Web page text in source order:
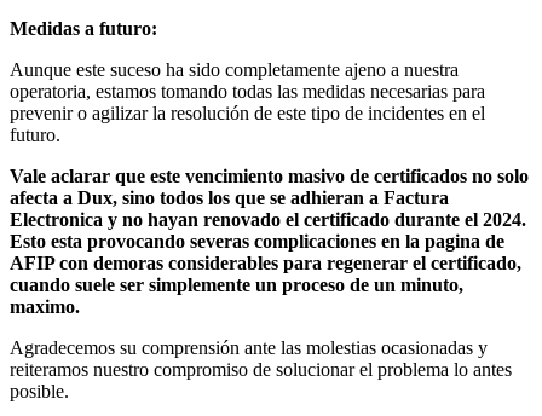
Medidas a futuro:
Aunque este suceso ha sido completamente ajeno a nuestra
operatoria, estamos tomando todas las medidas necesarias para
prevenir o agilizar la resolución de este tipo de incidentes en el
futuro.
Vale aclarar que este vencimiento masivo de certificados no solo
afecta a Dux, sino todos los que se adhieran a Factura
Electronica y no hayan renovado el certificado durante el 2024.
Esto esta provocando severas complicaciones en la pagina de
AFIP con demoras considerables para regenerar el certificado,
cuando suele ser simplemente un proceso de un minuto,
maximo.
Agradecemos su comprensión ante las molestias ocasionadas y
reiteramos nuestro compromiso de solucionar el problema lo antes
posible.